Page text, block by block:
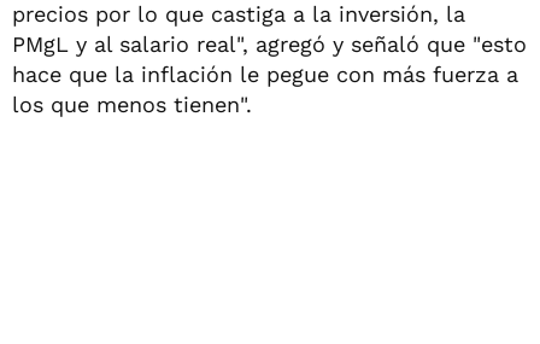
precios por lo que castiga a la inversión, la
PMgL y al salario real", agregó y señaló que "esto
hace que la inflación le pegue con más fuerza a
los que menos tienen".